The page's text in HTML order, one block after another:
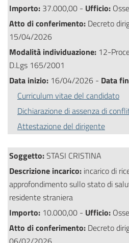
Importo: 37.000,00 - Ufficio:
Atto di conferimento: Decreto
15/04/2026
Modalità individuazione: 12-
D.Lgs 165/2001
Data inizio: 16/04/2026 - Data
Curriculum vitae del candidato
Dichiarazione di assenza di
Attestazione del dirigente
Soggetto:STASI CRISTINA
Descrizione incarico: incarico di
approfondimento sullo stato di
residente straniera
Importo: 10.000,00 - Ufficio:
Atto di conferimento: Decreto